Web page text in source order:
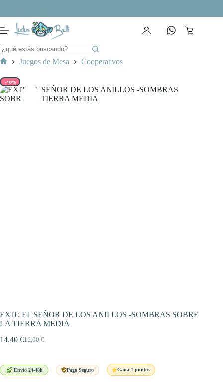
contenido
Carro
Juegos de Mesa Cooperativos
-10%
EXIT: EL SEÑOR DE LOS ANILLOS -SOMBRAS SOBRE
LA TIERRA MEDIA
16,00€
El
era:
14,40 €El
es:
Envío 24-48h Pago Seguro Gana 1 puntos